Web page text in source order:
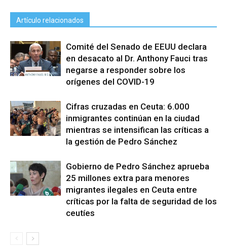
Artículo relacionados
Comité del Senado de EEUU declara
en desacato al Dr. Anthony Fauci tras
negarse a responder sobre los
orígenes del COVID-19
Cifras cruzadas en Ceuta: 6.000
inmigrantes continúan en la ciudad
mientras se intensifican las críticas a
la gestión de Pedro Sánchez
Gobierno de Pedro Sánchez aprueba
25 millones extra para menores
migrantes ilegales en Ceuta entre
críticas por la falta de seguridad de los
ceutíes